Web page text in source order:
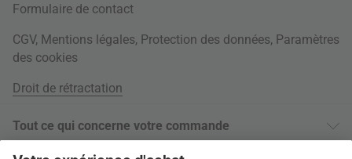
Formulaire de contact
CGV, Mentions légales, Protection des données, Paramètres
des cookies
Droit de rétractation
Tout ce qui concerne votre commande